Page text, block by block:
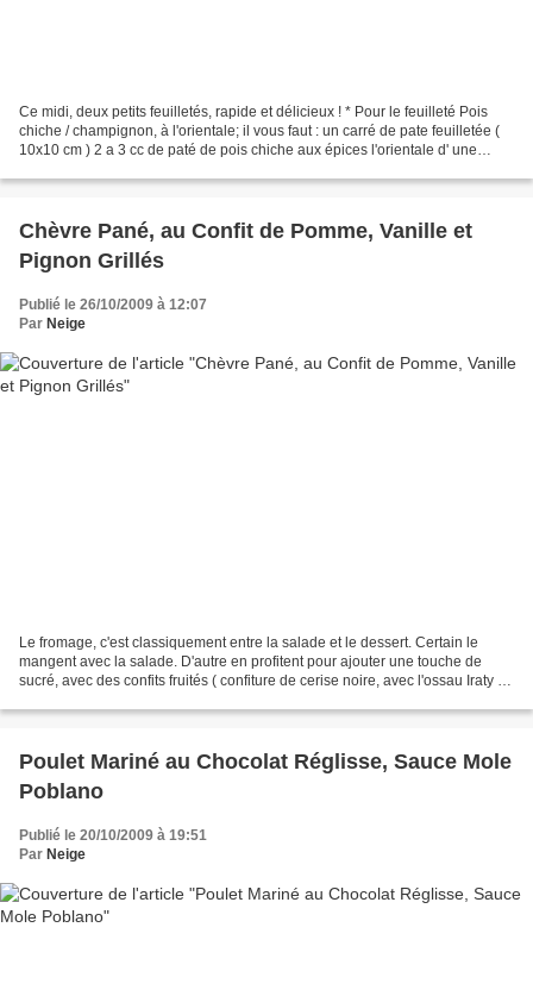
Ce midi, deux petits feuilletés, rapide et délicieux ! * Pour le feuilleté Pois
chiche / champignon, à l'orientale; il vous faut : un carré de pate feuilletée (
10x10 cm ) 2 a 3 cc de paté de pois chiche aux épices l'orientale d' une
Chèvre Pané, au Confit de Pomme, Vanille et
Pignon Grillés
Publié le 26/10/2009 à 12:07
Par Neige
Le fromage, c'est classiquement entre la salade et le dessert. Certain le
mangent avec la salade. D'autre en profitent pour ajouter une touche de
sucré, avec des confits fruités ( confiture de cerise noire, avec l'ossau Iraty )
Poulet Mariné au Chocolat Réglisse, Sauce Mole
Poblano
Publié le 20/10/2009 à 19:51
Par Neige